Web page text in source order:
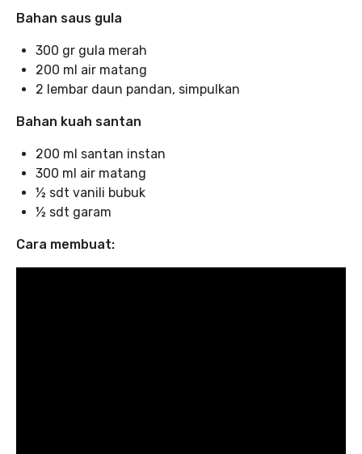
Bahan saus gula
300 gr gula merah
200 ml air matang
2 lembar daun pandan, simpulkan
Bahan kuah santan
200 ml santan instan
300 ml air matang
½ sdt vanili bubuk
½ sdt garam
Cara membuat: